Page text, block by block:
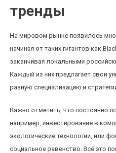
тренды
На мировом рынке появилось
начиная от таких гигантов как
заканчивая локальными
Каждый из них предлагает свои
разную специализацию и
Важно отметить, что постоянно
например, инвестирование в
экологические технологии, или
социальное равенство. Всё это